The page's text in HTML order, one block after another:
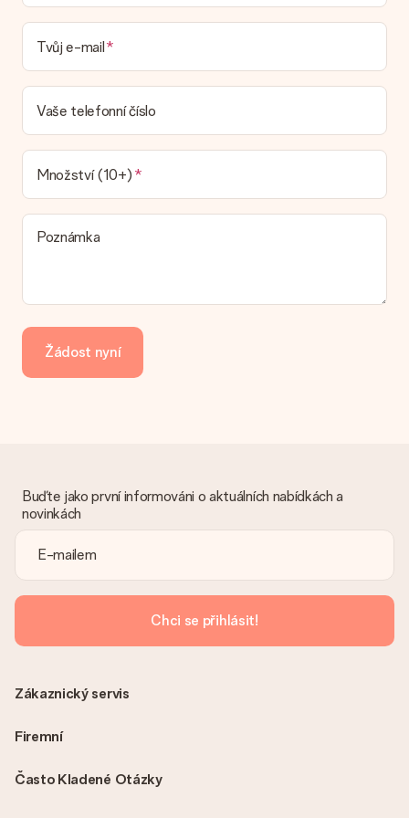
doručení
Mohu si vybrat datum dodání?
Není možné zvolit konkrétní datum dodání.
Jaká je dodací lhůta a kdy dostávám dárek?
Dodací lhůtu naleznete na stránce produktu. Můžete věřit, že
náš dopravce vám dodá váš dárek.
Jaké možnosti doručení si mohu vybrat?
V současné době není možné zvolit možnost doručení. Dárek,
který chcete objednat, je buď odeslán jako balíček nebo jako
doručování poštovní schránky. Chcete vědět, na kterou
možnost spadá vaše objednávka? Kontaktujte prosím náš
zákaznický servis.
Jak mohu zaplatit objednávku?
kartu, fakturu přes Klarna nebo ruční převod. V případě ručního
převodu platby prosím vezměte v úvahu dodací lhůtu 3 dny
navíc.
vhodné řešení.
Je faktura odeslána spolu s objednávkou?
vždy v potvrzovacím e-mailu a vždy ji najdete ve svém účtu
MySurprise. To znamená, že můžete dar doručit přímo
příjemci, což je opravdovým překvapením!
Tvůj e-mail
Vaše telefonní číslo
Množství (10+)
Poznámka
Žádost nyní
Buďte jako první informováni o aktuálních nabídkách a
novinkách
Chci se přihlásit!
Často Kladené Otázky
Zákaznický servis
Firemní